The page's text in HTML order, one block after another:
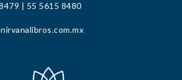
| 55 5615 8480